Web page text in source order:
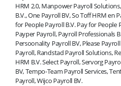
HRM 2.0, Manpower Payroll
B.V., One Payroll BV, So Toff HRM en
for People Payroll B.V. Pay for People
Payper Payroll, Payroll Professionals
Persoonality Payroll BV, Please
Payroll, Randstad Payroll Solutions,
HRM B.V. Select Payroll, Servorg
BV, Tempo-Team Payroll Services,
Payroll, Wijco Payroll BV.